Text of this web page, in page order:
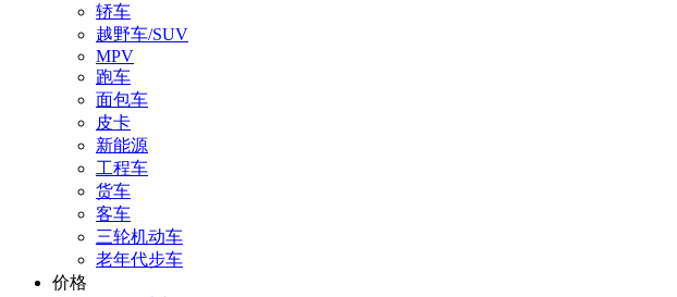
轿车
越野车/SUV
MPV
跑车
面包车
皮卡
新能源
工程车
货车
客车
三轮机动车
老年代步车
价格